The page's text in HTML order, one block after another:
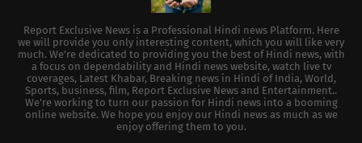
Report Exclusive News is a Professional Hindi news Platform. Here
we will provide you only interesting content, which you will like very
much. We're dedicated to providing you the best of Hindi news, with
a focus on dependability and Hindi news website, watch live tv
coverages, Latest Khabar, Breaking news in Hindi of India, World,
Sports, business, film, Report Exclusive News and Entertainment..
We're working to turn our passion for Hindi news into a booming
online website. We hope you enjoy our Hindi news as much as we
enjoy offering them to you.